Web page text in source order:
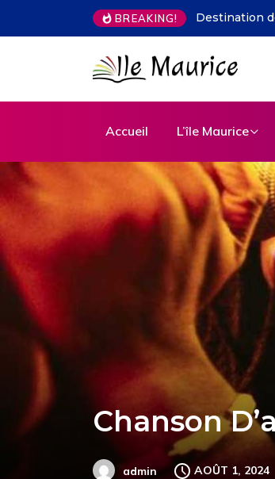
BREAKING! Des cartes
Accueil L’île Maurice
Chanson
admin AOÛT 1, 2024